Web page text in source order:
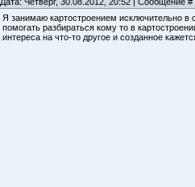
Я занимаю картостроением исключительно в
помогать разбираться кому то в
интереса на что-то другое и созданное